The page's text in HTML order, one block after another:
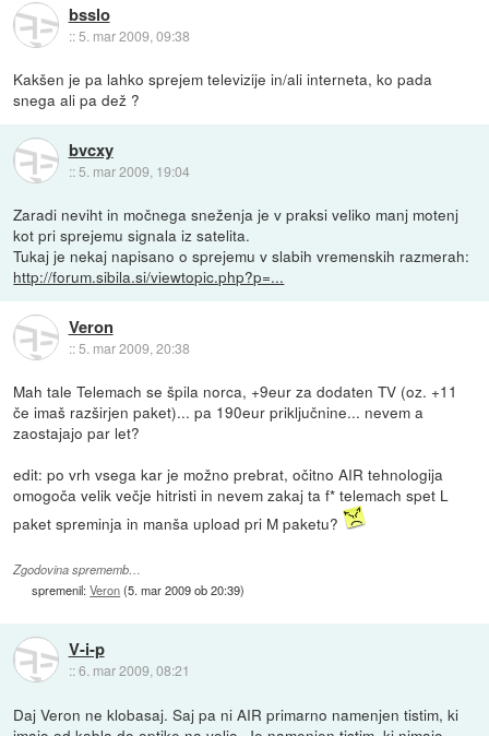
bsslo
::5. mar 2009, 09:38
Kakšen je pa lahko sprejem televizije in/ali interneta, ko pada
snega ali pa dež ?
bvcxy
:: 5. mar 2009, 19:04
Zaradi neviht in močnega sneženja je v praksi veliko manj motenj
kot pri sprejemu signala iz satelita.
Tukaj je nekaj napisano o sprejemu v slabih vremenskih razmerah:
http://forum.sibila.si/viewtopic.php?p=...
Veron
::5. mar 2009, 20:38
Mah tale Telemach se špila norca, +9eur za dodaten TV (oz. +11
če imaš razširjen paket)... pa 190eur priključnine... nevem a
zaostajajo par let?
edit: po vrh vsega kar je možno prebrat, očitno AIR tehnologija
omogoča velik večje hitristi in nevem zakaj ta f* telemach spet L
paket spreminja in manša upload pri M paketu?
Zgodovina sprememb…
spremenil:Veron(5. mar 2009 ob 20:39)
V-i-p
::6. mar 2009, 08:21
Daj Veron ne klobasaj. Saj pa ni AIR primarno namenjen tistim, ki